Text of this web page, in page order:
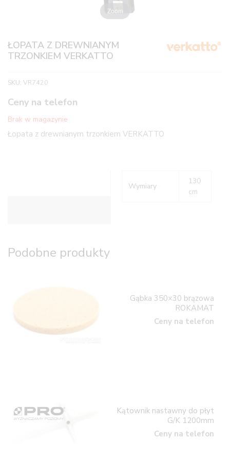
Zoom
ŁOPATA Z DREWNIANYM
TRZONKIEM VERKATTO
SKU: VR7420
Ceny na telefon
Brak w magazynie
Łopata z drewnianym trzonkiem VERKATTO
Wymiary
130
cm
Podobne produkty
Gąbka 350×30 brązowa
ROKAMAT
Ceny na telefon
Kątownik nastawny do płyt
G/K 1200mm
Ceny na telefon